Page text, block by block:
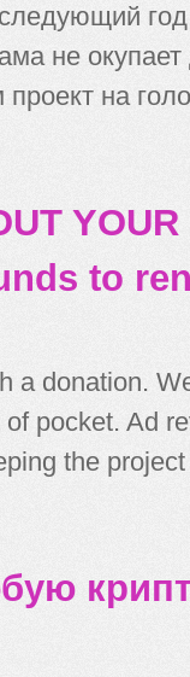
не
на
to
a donation.
pocket. Ad
the